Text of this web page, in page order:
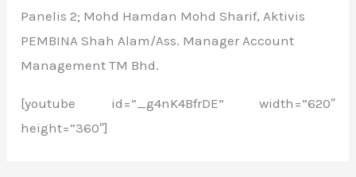
Panelis 2; Mohd Hamdan Mohd Sharif, Aktivis
PEMBINA Shah Alam/Ass. Manager Account
Management TM Bhd.
[youtube id=”_g4nK4BfrDE” width=”620″
height=”360″]